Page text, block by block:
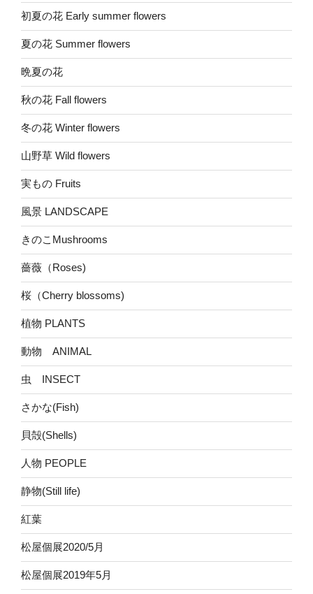
初夏の花 Early summer flowers
夏の花 Summer flowers
晩夏の花
秋の花 Fall flowers
冬の花 Winter flowers
山野草 Wild flowers
実もの Fruits
風景 LANDSCAPE
きのこMushrooms
薔薇（Roses)
桜（Cherry blossoms)
植物 PLANTS
動物 ANIMAL
虫 INSECT
さかな(Fish)
貝殻(Shells)
人物 PEOPLE
静物(Still life)
紅葉
松屋個展2020/5月
松屋個展2019年5月